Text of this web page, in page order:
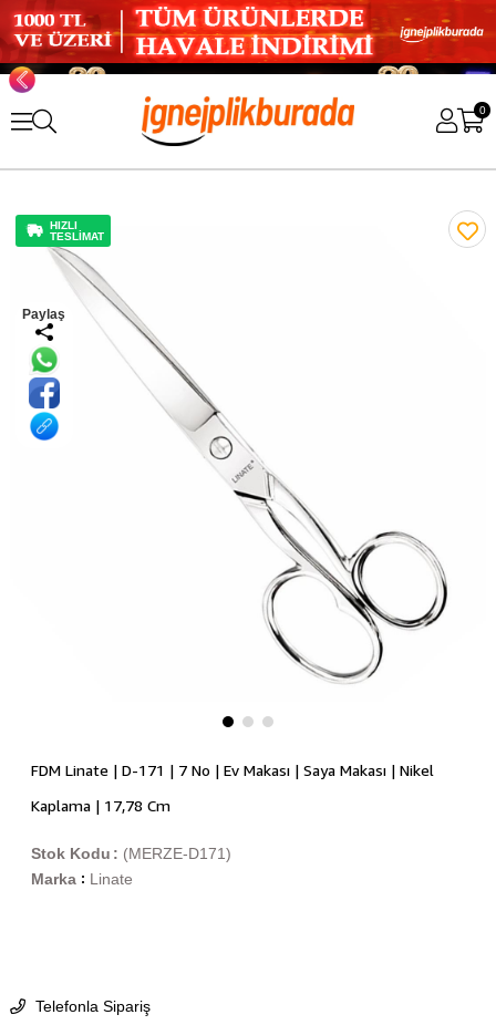
0
HIZLI
TESLİMAT
Paylaş
FDM Linate | D-171 | 7 No | Ev Makası | Saya Makası | Nikel
Kaplama | 17,78 Cm
(MERZE-D171)
Stok Kodu
Marka : Linate
Telefonla Sipariş